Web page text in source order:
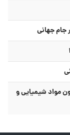
کنید؛ بدون مواد شیمیایی و